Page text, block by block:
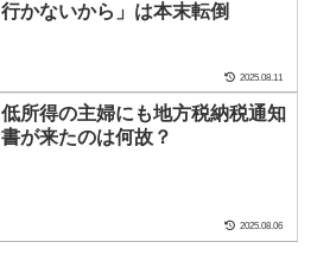
行かないから」は本末転倒
2025.08.11
低所得の主婦にも地方税納税通知
書が来たのは何故？
2025.08.06